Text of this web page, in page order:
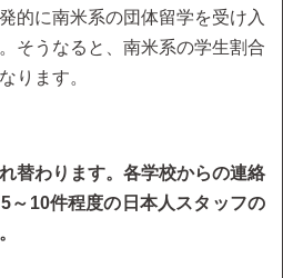
的に南米系の団体留学を受け入
そうなると、南米系の学生割合
ります。
替わります。各学校からの連絡
～10件程度の日本人スタッフの